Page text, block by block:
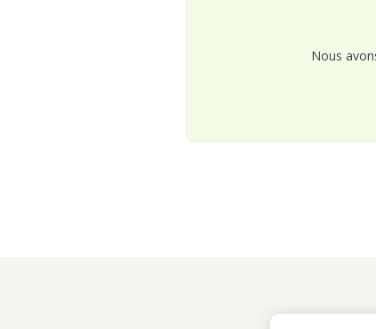
Nous